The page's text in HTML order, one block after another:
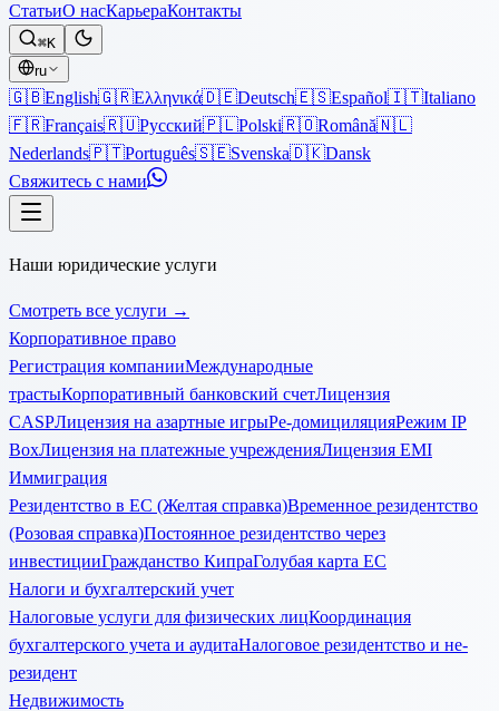
СтатьиО насКарьераКонтакты
⌘K
ru
🇬🇧English🇬🇷Ελληνικά🇩🇪Deutsch🇪🇸Español🇮🇹Italiano
🇫🇷Français🇷🇺Русский🇵🇱Polski🇷🇴Română🇳🇱
Nederlands🇵🇹Português🇸🇪Svenska🇩🇰Dansk
Свяжитесь с нами
Наши юридические услуги
Смотреть все услуги →
Корпоративное право
Регистрация компанииМеждународные
трастыКорпоративный банковский счетЛицензия
CASPЛицензия на азартные игрыРе-домициляцияРежим IP
BoxЛицензия на платежные учрежденияЛицензия EMI
Иммиграция
Резидентство в ЕС (Желтая справка)Временное резидентство
(Розовая справка)Постоянное резидентство через
инвестицииГражданство КипраГолубая карта ЕС
Налоги и бухгалтерский учет
Налоговые услуги для физических лицКоординация
бухгалтерского учета и аудитаНалоговое резидентство и не-
резидент
Недвижимость